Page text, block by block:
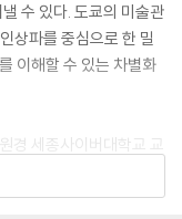
수 있다. 도쿄의 미술관
상파를 중심으로 한 밀
이해할 수 있는 차별화
경 세종사이버대학교 교
라 미술관, 도쿄 후지 미
며 확인한 인상파 작품